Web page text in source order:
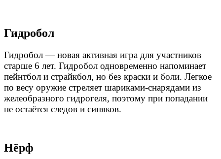
Гидробол
Гидробол — новая активная игра для участников
старше 6 лет. Гидробол одновременно напоминает
пейнтбол и страйкбол, но без краски и боли. Легкое
по весу оружие стреляет шариками-снарядами из
желеобразного гидрогеля, поэтому при попадании
не остаётся следов и синяков.
Нёрф